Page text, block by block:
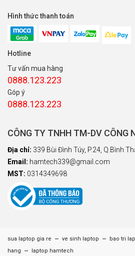
Hình thức thanh toán
Hotline
Tư vấn mua hàng
0888.123.223
Góp ý
0888.123.223
CÔNG TY TNHH TM-DV CÔNG
Địa chỉ: 339 Bùi Đình Túy, P.24, Q.Bình
Email: hamtech339@gmail.com
MST: 0314349698
sua laptop gia re – ve sinh laptop – bao tri
hang
–
laptop hamtech